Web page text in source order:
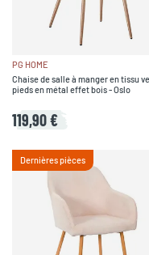
PG HOME
Chaise de salle à manger en tissu
pieds en métal effet bois - Oslo
119,90 €
Dernières pièces